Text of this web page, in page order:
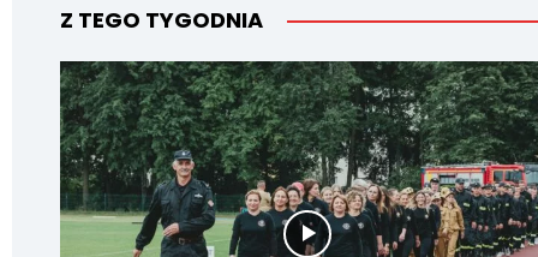
Z TEGO TYGODNIA